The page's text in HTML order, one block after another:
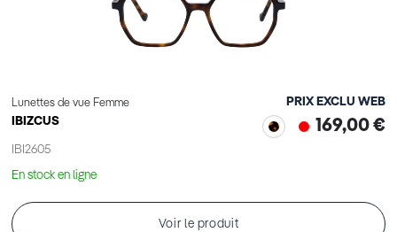
Lunettes de vue Femme
IBIZCUS
IBI2605
PRIX EXCLU WEB
169,00 €
En stock en ligne
Voir le produit